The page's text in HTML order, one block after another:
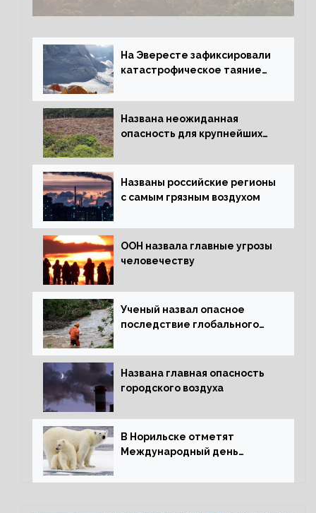
На Эвересте зафиксировали
катастрофическое таяние
Названа неожиданная
опасность для крупнейших
Названы российские регионы
с самым грязным воздухом
ООН назвала главные угрозы
человечеству
Ученый назвал опасное
последствие глобального
Названа главная опасность
городского воздуха
В Норильске отметят
Международный день